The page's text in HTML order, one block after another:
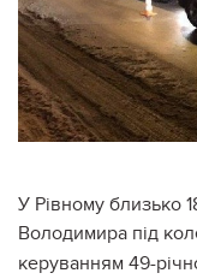
У Рівному близько
Володимира під
керуванням 49-